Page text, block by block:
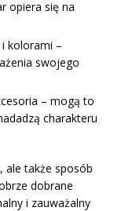
opiera się na
kolorami –
swojego
– mogą to
charakteru
ale także sposób
dobrane
i zauważalny